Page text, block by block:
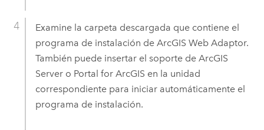
Examine la carpeta descargada que contiene el
programa de instalación de ArcGIS Web Adaptor.
También puede insertar el soporte de ArcGIS
Servero Portal for ArcGIS en la unidad
correspondiente para iniciar automáticamente el
programa de instalación.